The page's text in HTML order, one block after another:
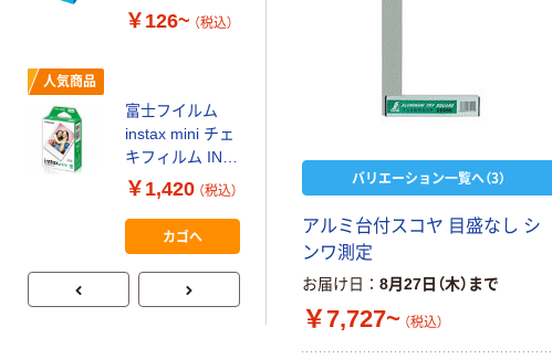
バリエーション一覧へ（3）
アルミ台付スコヤ 目盛なし シ
ンワ測定
お届け日 8月27日（木）まで
￥7,727~ （税込）
￥126~ （税込）
人気商品
富士フイルム
instax mini チェ
キフィルム INS
MINI JP1 1パッ
ク（10枚入り）
￥1,420 （税込）
カゴへ
本気プライス
く ふせん
50×15mm
￥386~ （税込）